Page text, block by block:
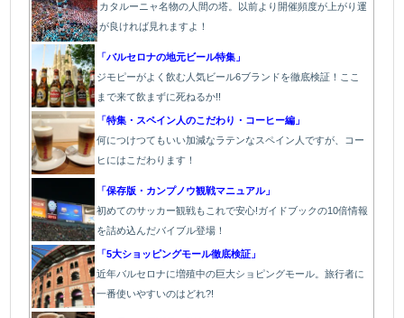
カタルーニャ名物の人間の塔。以前より開催頻度が上がり運
が良ければ見れますよ！
「バルセロナの地元ビール特集」
ジモピーがよく飲む人気ビール6ブランドを徹底検証！ここ
まで来て飲まずに死ねるか!!
「特集・スペイン人のこだわり・コーヒー編」
何につけつてもいい加減なラテンなスペイン人ですが、コー
ヒにはこだわります ！
「保存版・カンプノウ観戦マニュアル」
初めてのサッカー観戦もこれで安心!ガイドブックの10倍情報
を詰め込んだバイブル登場！
「5大ショッピングモール徹底検証」
近年バルセロナに増殖中の巨大ショピングモール。旅行者に
一番使いやすいのはどれ?!